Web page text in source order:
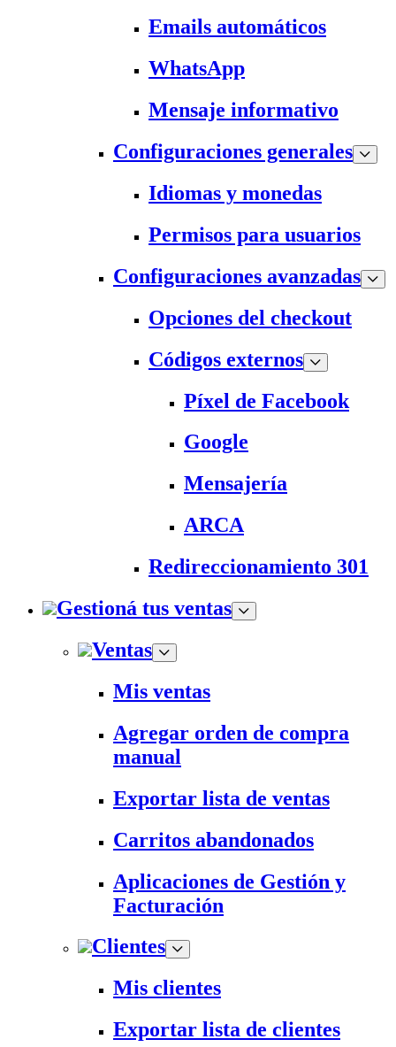
Emails automáticos
WhatsApp
Mensaje informativo
Configuraciones generales
Idiomas y monedas
Permisos para usuarios
Configuraciones avanzadas
Opciones del checkout
Códigos externos
Píxel de Facebook
Google
Mensajería
ARCA
Redireccionamiento 301
Gestioná tus ventas
Ventas
Mis ventas
Agregar orden de compra
manual
Exportar lista de ventas
Carritos abandonados
Aplicaciones de Gestión y
Facturación
Clientes
Mis clientes
Exportar lista de clientes